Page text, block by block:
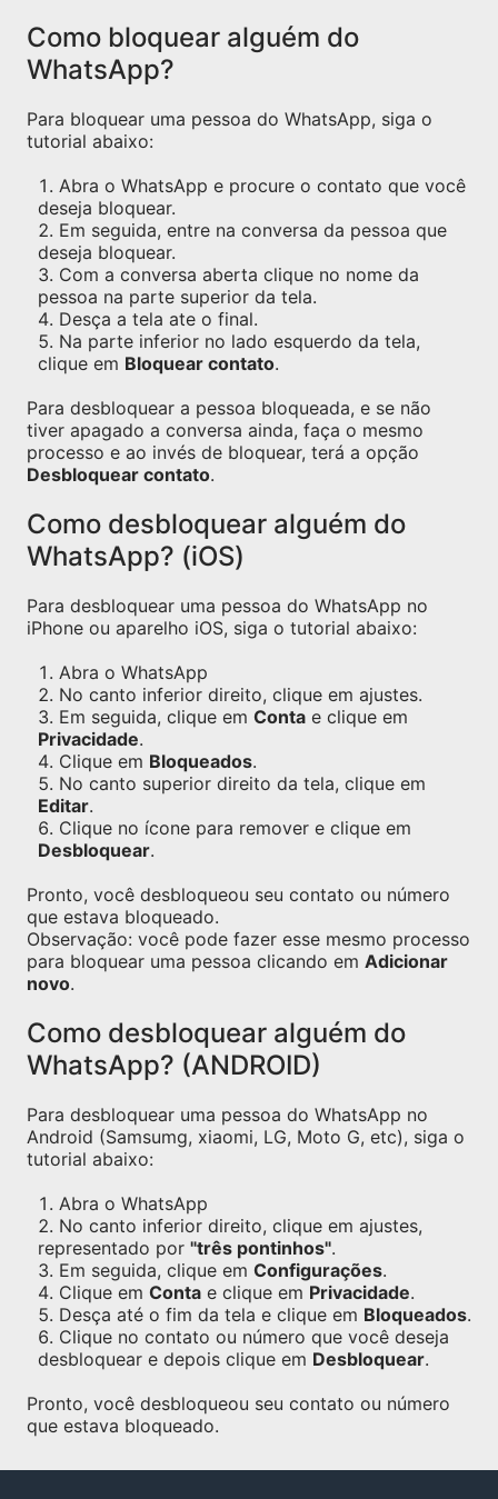
Como bloquear alguém do
WhatsApp?
Para bloquear uma pessoa do WhatsApp, siga o
tutorial abaixo:
Abra o WhatsApp e procure o contato que você
deseja bloquear.
Em seguida, entre na conversa da pessoa que
deseja bloquear.
Com a conversa aberta clique no nome da
pessoa na parte superior da tela.
Desça a tela ate o final.
Na parte inferior no lado esquerdo da tela,
clique em Bloquear contato.
Para desbloquear a pessoa bloqueada, e se não
tiver apagado a conversa ainda, faça o mesmo
processo e ao invés de bloquear, terá a opção
Desbloquear contato.
Como desbloquear alguém do
WhatsApp? (iOS)
Para desbloquear uma pessoa do WhatsApp no
iPhone ou aparelho iOS, siga o tutorial abaixo:
Abra o WhatsApp
No canto inferior direito, clique em ajustes.
Em seguida, clique em Conta e clique em
Privacidade.
Clique em Bloqueados.
No canto superior direito da tela, clique em
Editar.
Clique no ícone para remover e clique em
Desbloquear.
Pronto, você desbloqueou seu contato ou número
que estava bloqueado.
Observação: você pode fazer esse mesmo processo
para bloquear uma pessoa clicando em Adicionar
novo.
Como desbloquear alguém do
WhatsApp? (ANDROID)
Para desbloquear uma pessoa do WhatsApp no
Android (Samsumg, xiaomi, LG, Moto G, etc), siga o
tutorial abaixo:
Abra o WhatsApp
No canto inferior direito, clique em ajustes,
representado por "três pontinhos".
Em seguida, clique em Configurações.
Clique em Conta e clique em Privacidade.
Desça até o fim da tela e clique em Bloqueados.
Clique no contato ou número que você deseja
desbloquear e depois clique em Desbloquear.
Pronto, você desbloqueou seu contato ou número
que estava bloqueado.